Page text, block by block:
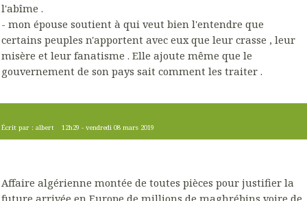
l'abîme .
- mon épouse soutient à qui veut bien l'entendre que
certains peuples n'apportent avec eux que leur crasse , leur
misère et leur fanatisme . Elle ajoute même que le
gouvernement de son pays sait comment les traiter .
Écrit par : albert 12h29 -vendredi 08 mars 2019
Affaire algérienne montée de toutes pièces pour justifier la
future arrivée en Europe de millions de maghrébins voire de